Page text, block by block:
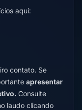
aqui:
contato. Se
apresentar
Consulte
laudo clicando